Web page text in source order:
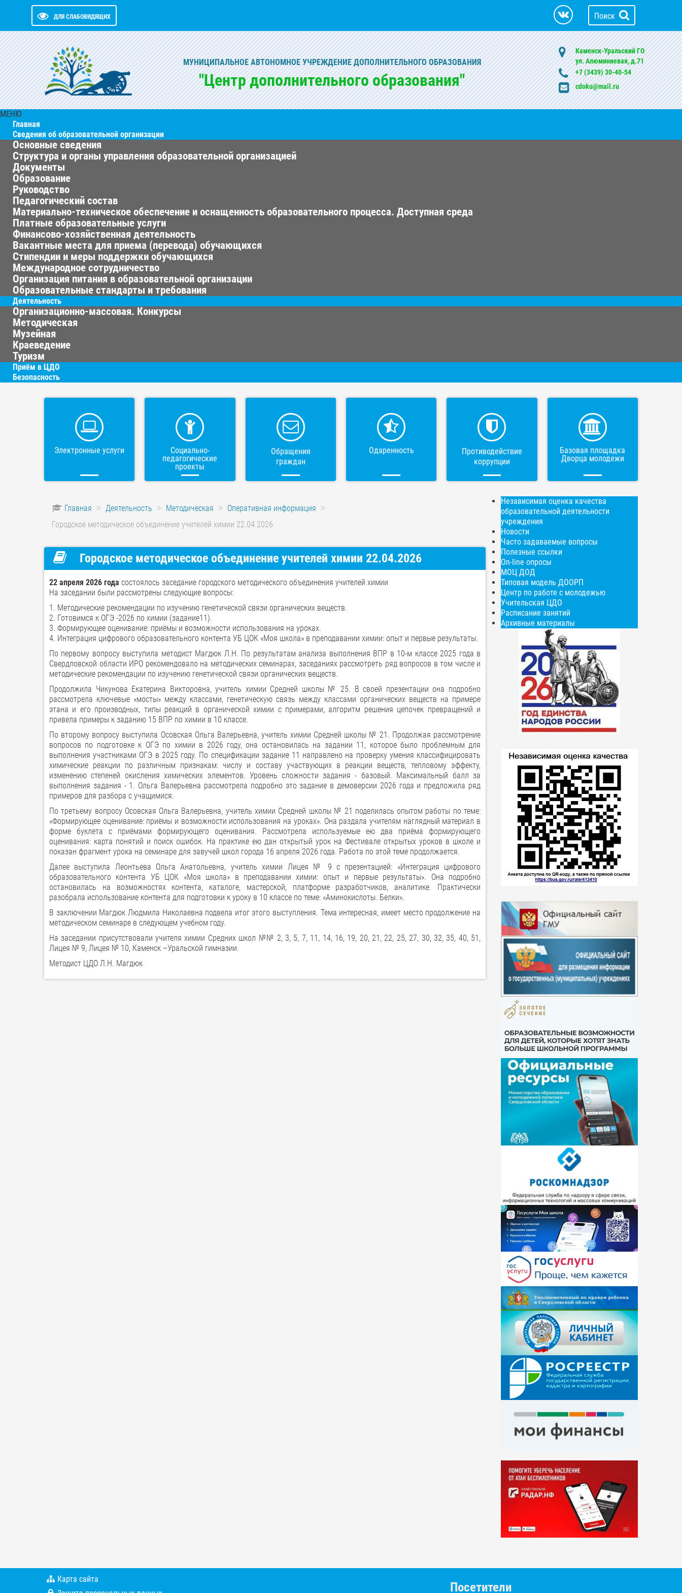
ДЛЯ СЛАБОВИДЯЩИХ Поиск
МУНИЦИПАЛЬНОЕ АВТОНОМНОЕ УЧРЕЖДЕНИЕ ДОПОЛНИТЕЛЬНОГО ОБРАЗОВАНИЯ
"Центр дополнительного образования"
Каменск-Уральский ГО
ул. Алюминиевая, д.71
+7 (3439) 30-40-54
cdoku@mail.ru
МЕНЮ
Главная
Сведения об образовательной организации
Основные сведения
Структура и органы управления образовательной организацией
Документы
Образование
Руководство
Педагогический состав
Материально-техническое обеспечение и оснащенность образовательного процесса. Доступная среда
Платные образовательные услуги
Финансово-хозяйственная деятельность
Вакантные места для приема (перевода) обучающихся
Стипендии и меры поддержки обучающихся
Международное сотрудничество
Организация питания в образовательной организации
Образовательные стандарты и требования
Деятельность
Организационно-массовая. Конкурсы
Методическая
Музейная
Краеведение
Туризм
Приём в ЦДО
Безопасность
Электронные услуги
Социально-
педагогические
проекты
Обращения
граждан
Одаренность
Противодействие
коррупции
Базовая площадка
Дворца молодежи
Главная Деятельность Методическая
Оперативная информация
Городское методическое объединение учителей химии 22.04.2026
Городское методическое объединение учителей химии 22.04.2026
22 апреля 2026 года состоялось заседание городского методического объединения учителей химии
На заседании были рассмотрены следующие вопросы:
1. Методические рекомендации по изучению генетической связи органических веществ.
2. Готовимся к ОГЭ -2026 по химии (задание11).
3. Формирующее оценивание: приёмы и возможности использования на уроках.
4. Интеграция цифрового образовательного контента УБ ЦОК «Моя школа» в преподавании химии: опыт и первые результаты.
По первому вопросу выступила методист Магдюк Л.Н. По результатам анализа выполнения ВПР в 10-м классе 2025 года в
Свердловской области ИРО рекомендовало на методических семинарах, заседаниях рассмотреть ряд вопросов в том числе и
методические рекомендации по изучению генетической связи органических веществ.
Продолжила Чикунова Екатерина Викторовна, учитель химии Средней школы № 25. В своей презентации она подробно
рассмотрела ключевые «мосты» между классами, генетическую связь между классами органических веществ на примере
этана и его производных, типы реакций в органической химии с примерами, алгоритм решения цепочек превращений и
привела примеры к заданию 15 ВПР по химии в 10 классе.
По второму вопросу выступила Осовская Ольга Валерьевна, учитель химии Средней школы № 21. Продолжая рассмотрение
вопросов по подготовке к ОГЭ по химии в 2026 году, она остановилась на задании 11, которое было проблемным для
выполнения участниками ОГЭ в 2025 году. По спецификации задание 11 направлено на проверку умения классифицировать
химические реакции по различным признакам: числу и составу участвующих в реакции веществ, тепловому эффекту,
изменению степеней окисления химических элементов. Уровень сложности задания - базовый. Максимальный балл за
выполнения задания - 1. Ольга Валерьевна рассмотрела подробно это задание в демоверсии 2026 года и предложила ряд
примеров для разбора с учащимися.
По третьему вопросу Осовская Ольга Валерьевна, учитель химии Средней школы № 21 поделилась опытом работы по теме:
«Формирующее оценивание: приёмы и возможности использования на уроках». Она раздала учителям наглядный материал в
форме буклета с приёмами формирующего оценивания. Рассмотрела используемые ею два приёма формирующего
оценивания: карта понятий и поиск ошибок. На практике ею дан открытый урок на Фестивале открытых уроков в школе и
показан фрагмент урока на семинаре для завучей школ города 16 апреля 2026 года. Работа по этой теме продолжается.
Далее выступила Леонтьева Ольга Анатольевна, учитель химии Лицея № 9 с презентацией: «Интеграция цифрового
образовательного контента УБ ЦОК «Моя школа» в преподавании химии: опыт и первые результаты». Она подробно
остановилась на возможностях контента, каталоге, мастерской, платформе разработчиков, аналитике. Практически
разобрала использование контента для подготовки к уроку в 10 классе по теме: «Аминокислоты. Белки».
В заключении Магдюк Людмила Николаевна подвела итог этого выступления. Тема интересная, имеет место продолжение на
методическом семинаре в следующем учебном году.
На заседании присутствовали учителя химии Средних школ №№ 2, 3, 5, 7, 11, 14, 16, 19, 20, 21, 22, 25, 27, 30, 32, 35, 40, 51,
Лицея № 9, Лицея № 10, Каменск –Уральской гимназии.
Методист ЦДО Л.Н. Магдюк
Независимая оценка качества
образовательной деятельности
учреждения
Новости
Часто задаваемые вопросы
Полезные ссылки
On-line опросы
МОЦ ДОД
Типовая модель ДООРП
Центр по работе с молодежью
Учительская ЦДО
Расписание занятий
Архивные материалы
Карта сайта
Посетители